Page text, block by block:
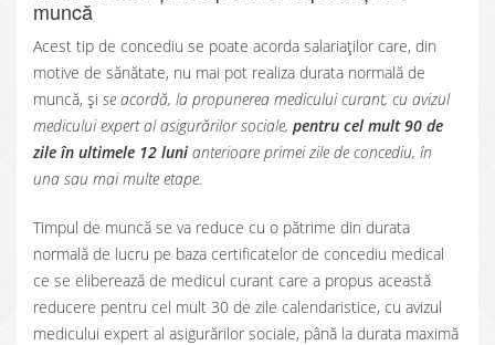
muncă
Acest tip de concediu se poate acorda salariaților care, din
motive de sănătate, nu mai pot realiza durata normală de
muncă, și se acordă, la propunerea medicului curant, cu avizul
medicului expert al asigurărilor sociale, pentru cel mult 90 de
zile în ultimele 12 luni anterioare primei zile de concediu, în
una sau mai multe etape.
Timpul de muncă se va reduce cu o pătrime din durata
normală de lucru pe baza certificatelor de concediu medical
ce se eliberează de medicul curant care a propus această
reducere pentru cel mult 30 de zile calendaristice, cu avizul
medicului expert al asigurărilor sociale, până la durata maximă